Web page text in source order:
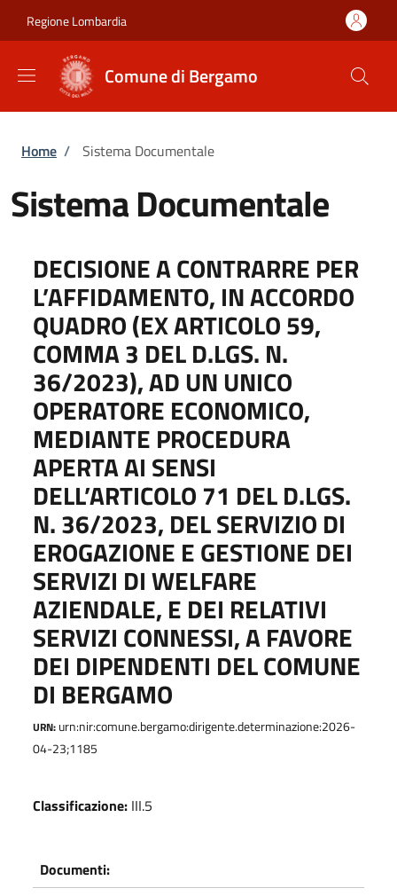
Regione Lombardia
Comune di Bergamo
Briciole di pane
Home / Sistema Documentale
Sistema Documentale
DECISIONE A CONTRARRE PER
L’AFFIDAMENTO, IN ACCORDO
QUADRO (EX ARTICOLO 59,
COMMA 3 DEL D.LGS. N.
36/2023), AD UN UNICO
OPERATORE ECONOMICO,
MEDIANTE PROCEDURA
APERTA AI SENSI
DELL’ARTICOLO 71 DEL D.LGS.
N. 36/2023, DEL SERVIZIO DI
EROGAZIONE E GESTIONE DEI
SERVIZI DI WELFARE
AZIENDALE, E DEI RELATIVI
SERVIZI CONNESSI, A FAVORE
DEI DIPENDENTI DEL COMUNE
DI BERGAMO
URN: urn:nir:comune.bergamo:dirigente.determinazione:2026-
04-23;1185
Classificazione: III.5
Documenti: